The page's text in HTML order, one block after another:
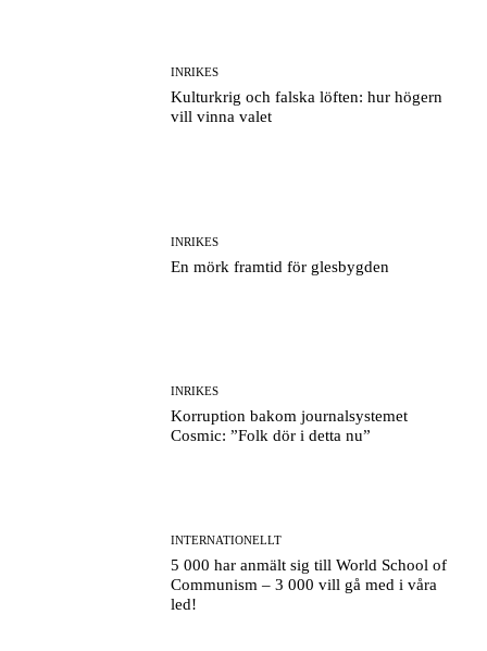
INRIKES
Kulturkrig och falska löften: hur högern
vill vinna valet
INRIKES
En mörk framtid för glesbygden
INRIKES
Korruption bakom journalsystemet
Cosmic: ”Folk dör i detta nu”
INTERNATIONELLT
5 000 har anmält sig till World School of
Communism – 3 000 vill gå med i våra
led!